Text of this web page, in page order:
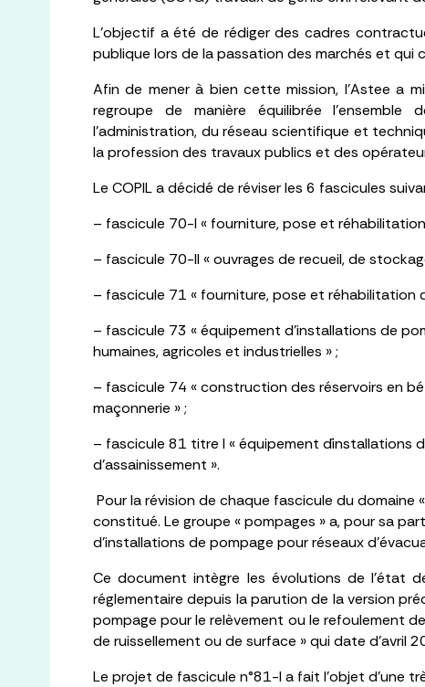
L’objectif a été de rédiger des cadres
publique lors de la passation des marchés et qui
Afin de mener à bien cette mission, l’Astee a
regroupe de manière équilibrée
l’administration, du réseau scientifique et
la profession des travaux publics et des
Le COPIL a décidé de réviser les 6 fascicules
– fascicule 70-I « fourniture, pose et
– fascicule 70-II « ouvrages de recueil, de
– fascicule 71 « fourniture, pose et réhabilitation
– fascicule 73 « équipement d’installations de
humaines, agricoles et industrielles » ;
– fascicule 74 « construction des réservoirs en
maçonnerie » ;
– fascicule 81 titre I « équipement d´installations
d’assainissement ».
Pour la révision de chaque fascicule du domaine
constitué. Le groupe « pompages » a, pour sa
d’installations de pompage pour réseaux
Ce document intègre les évolutions de l’état
réglementaire depuis la parution de la version
pompage pour le relèvement ou le refoulement
de ruissellement ou de surface » qui date d’avril
Le projet de fascicule n°81-I a fait l’objet d’une